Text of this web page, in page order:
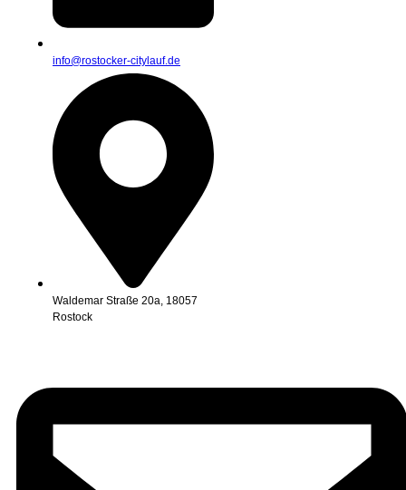
info@rostocker-citylauf.de
Waldemar Straße 20a, 18057
Rostock